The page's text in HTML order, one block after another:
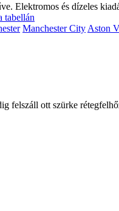
Elektromos és dízeles
tabellán
Manchester City Aston
ott szürke